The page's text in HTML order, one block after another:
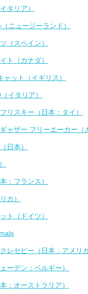
タリア）
ニュージーランド）
（スペイン）
ト（カナダ）
ャット（イギリス）
イタリア）
リスキー（日本：タイ）
ャザー フリーエーカー（
日本）
：フランス）
カ）
ト（ドイツ）
レセピー（日本：アメリカ
ーデン：ベルギー）
：オーストラリア）